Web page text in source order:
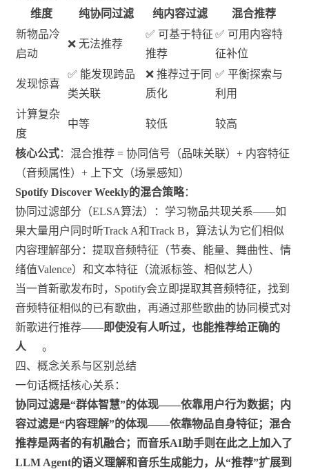
维度
纯协同过滤 纯内容过滤
混合推荐
新物品冷
启动
❌ 无法推荐
✅ 可基于特征
推荐
✅ 可用内容特
征补位
发现惊喜
✅ 能发现跨品
类关联
❌ 推荐过于同
质化
✅ 平衡探索与
利用
计算复杂
度
中等 较低 较高
核心公式：混合推荐 = 协同信号（品味关联）+ 内容特征
（音频属性）+ 上下文（场景感知）
Spotify Discover Weekly的混合策略：
协同过滤部分（ELSA算法）：学习物品共现关系——如
果大量用户同时听Track A和Track B，算法认为它们相似
内容理解部分：提取音频特征（节奏、能量、舞曲性、情
绪值Valence）和文本特征（流派标签、相似艺人）
当一首新歌发布时，Spotify会立即提取其音频特征，找到
音频特征相似的已有歌曲，再通过那些歌曲的协同模式对
新歌进行推荐——即使没有人听过，也能推荐给正确的
人
。
四、概念关系与区别总结
一句话概括核心关系：
协同过滤是“群体智慧”的体现——依靠用户行为数据；内
容过滤是“内容理解”的体现——依靠物品自身特征；混合
推荐是两者的有机融合；而音乐AI助手则在此之上加入了
LLM Agent的语义理解和音乐生成能力，从“推荐”扩展到